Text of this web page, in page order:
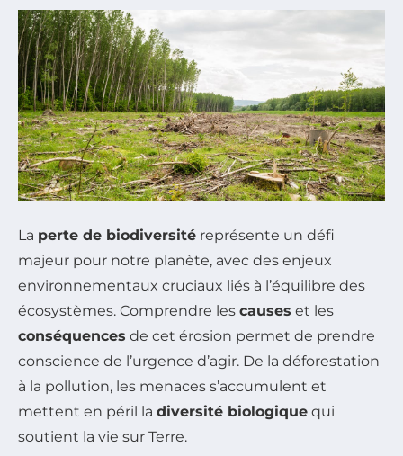
La perte de biodiversité représente un défi
majeur pour notre planète, avec des enjeux
environnementaux cruciaux liés à l’équilibre des
écosystèmes. Comprendre les causes et les
conséquences de cet érosion permet de prendre
conscience de l’urgence d’agir. De la déforestation
à la pollution, les menaces s’accumulent et
mettent en péril la diversité biologique qui
soutient la vie sur Terre.